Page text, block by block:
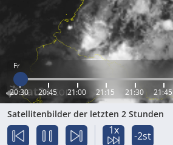
Fr
20:30 20:45 21:00 21:15 21:30 21:45
Satellitenbilder der letzten 2 Stunden
1x -2st